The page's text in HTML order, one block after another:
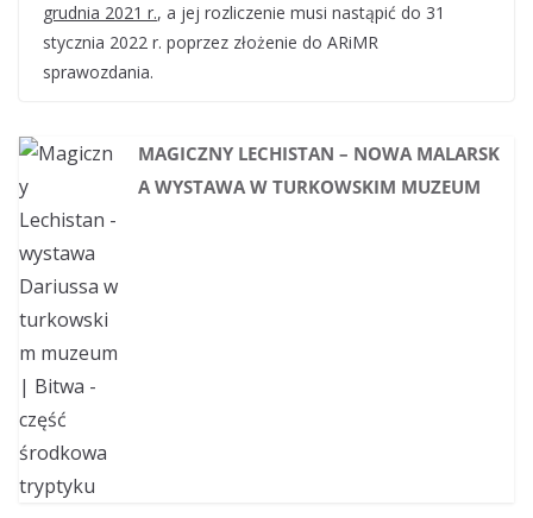
grudnia 2021 r., a jej rozliczenie musi nastąpić do 31
stycznia 2022 r. poprzez złożenie do ARiMR
sprawozdania.
MAGICZNY LECHISTAN – NOWA MALARSK
A WYSTAWA W TURKOWSKIM MUZEUM